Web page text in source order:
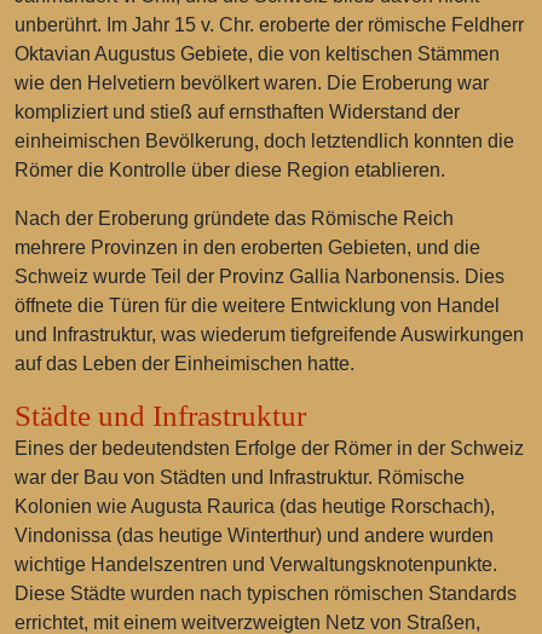
unberührt. Im Jahr 15 v. Chr. eroberte der römische Feldherr
Oktavian Augustus Gebiete, die von keltischen Stämmen
wie den Helvetiern bevölkert waren. Die Eroberung war
kompliziert und stieß auf ernsthaften Widerstand der
einheimischen Bevölkerung, doch letztendlich konnten die
Römer die Kontrolle über diese Region etablieren.
Nach der Eroberung gründete das Römische Reich
mehrere Provinzen in den eroberten Gebieten, und die
Schweiz wurde Teil der Provinz Gallia Narbonensis. Dies
öffnete die Türen für die weitere Entwicklung von Handel
und Infrastruktur, was wiederum tiefgreifende Auswirkungen
auf das Leben der Einheimischen hatte.
Städte und Infrastruktur
Eines der bedeutendsten Erfolge der Römer in der Schweiz
war der Bau von Städten und Infrastruktur. Römische
Kolonien wie Augusta Raurica (das heutige Rorschach),
Vindonissa (das heutige Winterthur) und andere wurden
wichtige Handelszentren und Verwaltungsknotenpunkte.
Diese Städte wurden nach typischen römischen Standards
errichtet, mit einem weitverzweigten Netz von Straßen,